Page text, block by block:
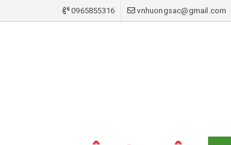
0965855316 vnhuongsac@gmail.com